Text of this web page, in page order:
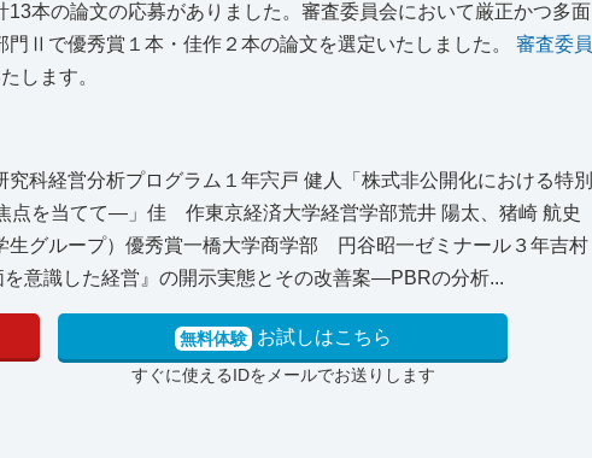
本の論文の応募がありました。審査委員会において厳正かつ多面
Ⅱで優秀賞１本・佳作２本の論文を選定いたしました。審査委員
します。
経営分析プログラム１年宍戸 健人「株式非公開化における特別
点を当てて―」佳 作東京経済大学経営学部荒井 陽太、猪崎 航史
生グループ）優秀賞一橋大学商学部 円谷昭一ゼミナール３年吉村
意識した経営』の開示実態とその改善案―PBRの分析...
無料体験 お試しはこちら
すぐに使えるIDをメールでお送りします